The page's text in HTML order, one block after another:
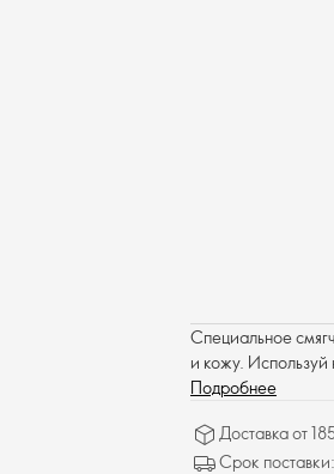
Специальное
и кожу. Используй
Подробнее
Доставка от
Срок